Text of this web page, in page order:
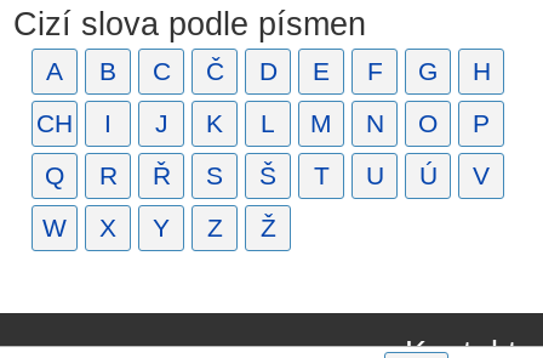
Cizí slova podle písmen
A B C Č D E F G
H
CH
I J K L M N O
P
Q
R Ř S Š T U Ú
V
W
X Y Z Ž